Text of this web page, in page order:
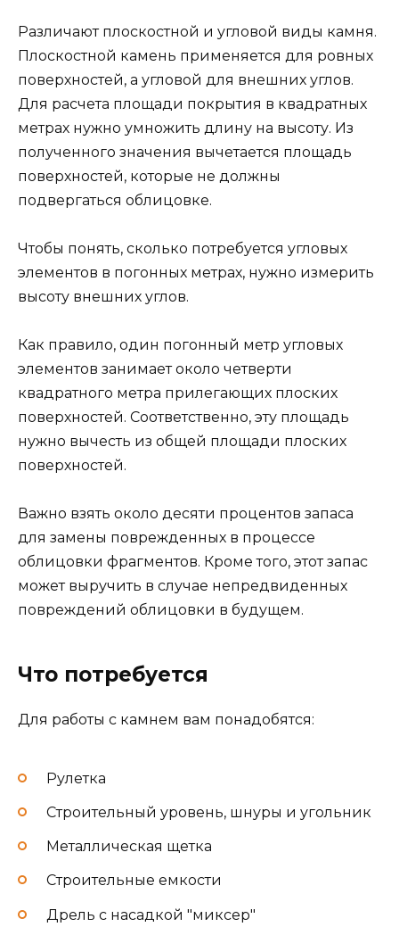
Различают плоскостной и угловой виды камня.
Плоскостной камень применяется для ровных
поверхностей, а угловой для внешних углов.
Для расчета площади покрытия в квадратных
метрах нужно умножить длину на высоту. Из
полученного значения вычетается площадь
поверхностей, которые не должны
подвергаться облицовке.
Чтобы понять, сколько потребуется угловых
элементов в погонных метрах, нужно измерить
высоту внешних углов.
Как правило, один погонный метр угловых
элементов занимает около четверти
квадратного метра прилегающих плоских
поверхностей. Соответственно, эту площадь
нужно вычесть из общей площади плоских
поверхностей.
Важно взять около десяти процентов запаса
для замены поврежденных в процессе
облицовки фрагментов. Кроме того, этот запас
может выручить в случае непредвиденных
повреждений облицовки в будущем.
Что потребуется
Для работы с камнем вам понадобятся:
Рулетка
Строительный уровень, шнуры и угольник
Металлическая щетка
Строительные емкости
Дрель с насадкой "миксер"